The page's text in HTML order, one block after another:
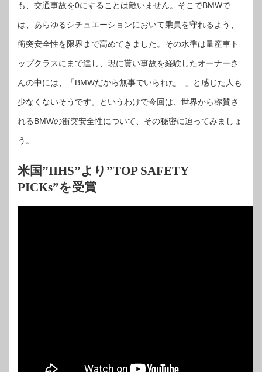
も、交通事故を0にすることは敵いません。そこでBMWで
は、あらゆるシチュエーションにおいて乗員を守れるよう、
衝突安全性を限界まで高めてきました。その水準は量産車ト
ップクラスにまで達し、現に貰い事故を経験したオーナーさ
んの中には、「BMWだから無事でいられた…」と感じた人も
少なくないそうです。というわけで今回は、世界から称賛さ
れるBMWの衝突安全性について、その秘密に迫ってみましょ
う。
米国”IIHS”より”TOP SAFETY
PICKs”を受賞